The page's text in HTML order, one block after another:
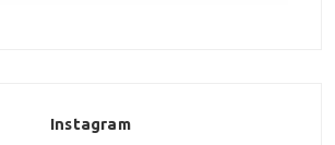
Instagram